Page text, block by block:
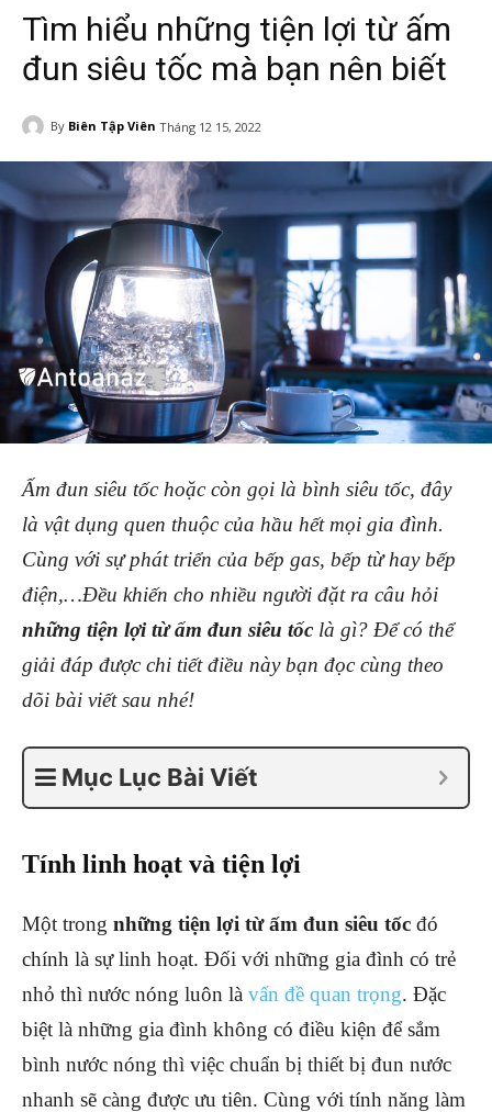
Tìm hiểu những tiện lợi từ ấm
đun siêu tốc mà bạn nên biết
By Biên Tập Viên Tháng 12 15, 2022
Ấm đun siêu tốc hoặc còn gọi là bình siêu tốc, đây
là vật dụng quen thuộc của hầu hết mọi gia đình.
Cùng với sự phát triển của bếp gas, bếp từ hay bếp
điện,…Đều khiến cho nhiều người đặt ra câu hỏi
những tiện lợi từ ấm đun siêu tốc là gì? Để có thể
giải đáp được chi tiết điều này bạn đọc cùng theo
dõi bài viết sau nhé!
Mục Lục Bài Viết
Tính linh hoạt và tiện lợi
Một trong những tiện lợi từ ấm đun siêu tốc đó
chính là sự linh hoạt. Đối với những gia đình có trẻ
nhỏ thì nước nóng luôn là vấn đề quan trọng. Đặc
biệt là những gia đình không có điều kiện để sắm
bình nước nóng thì việc chuẩn bị thiết bị đun nước
nhanh sẽ càng được ưu tiên. Cùng với tính năng làm